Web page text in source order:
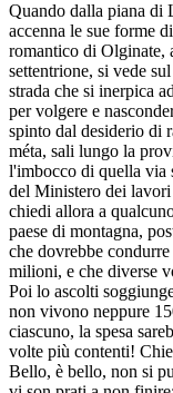
Quando dalla piana di
accenna le sue forme
romantico di Olginate,
settentrione, si vede
strada che si inerpica
per volgere e
spinto dal desiderio di
méta, sali lungo la
l'imbocco di quella via
del Ministero dei
chiedi allora a
paese di montagna,
che dovrebbe
milioni, e che diverse
Poi lo ascolti
non vivono neppure
ciascuno, la spesa
volte più contenti!
Bello, è bello, non si